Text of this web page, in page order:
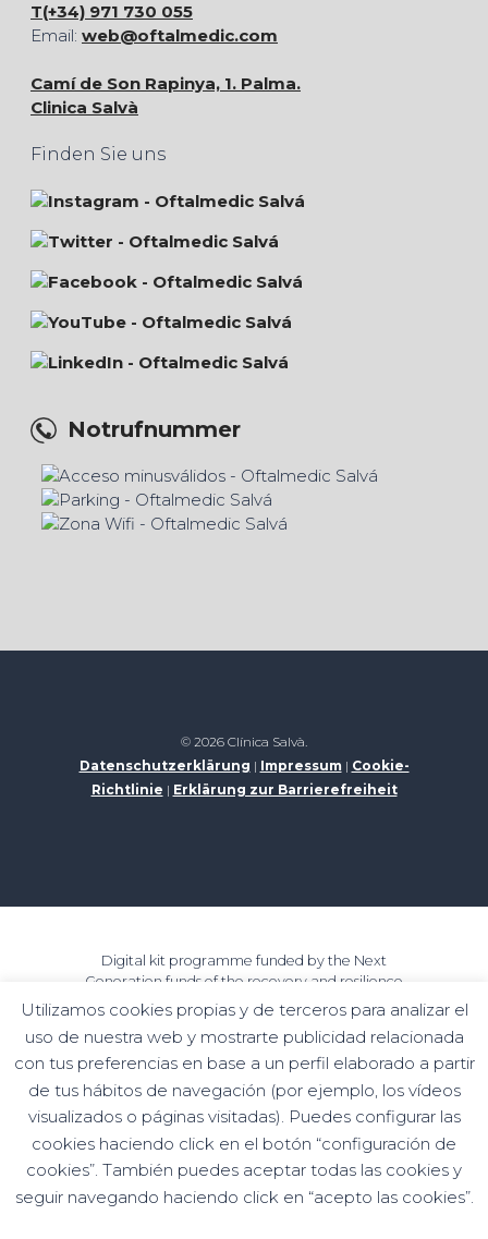
T(+34) 971 730 055
Email: web@oftalmedic.com
Camí de Son Rapinya, 1. Palma.
Clinica Salvà
Finden Sie uns
Notrufnummer
© 2026 Clínica Salvà.
Datenschutzerklärung | Impressum | Cookie-
Richtlinie | Erklärung zur Barrierefreiheit
Utilizamos cookies propias y de terceros para analizar el
uso de nuestra web y mostrarte publicidad relacionada
con tus preferencias en base a un perfil elaborado a partir
de tus hábitos de navegación (por ejemplo, los vídeos
visualizados o páginas visitadas). Puedes configurar las
cookies haciendo click en el botón “configuración de
cookies”. También puedes aceptar todas las cookies y
seguir navegando haciendo click en “acepto las cookies”.
Digital kit programme funded by the Next
Generation funds of the recovery and resilience
mechanism